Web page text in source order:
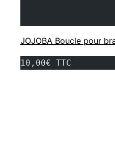
JOJOBA Boucle pour
10,00€ TTC